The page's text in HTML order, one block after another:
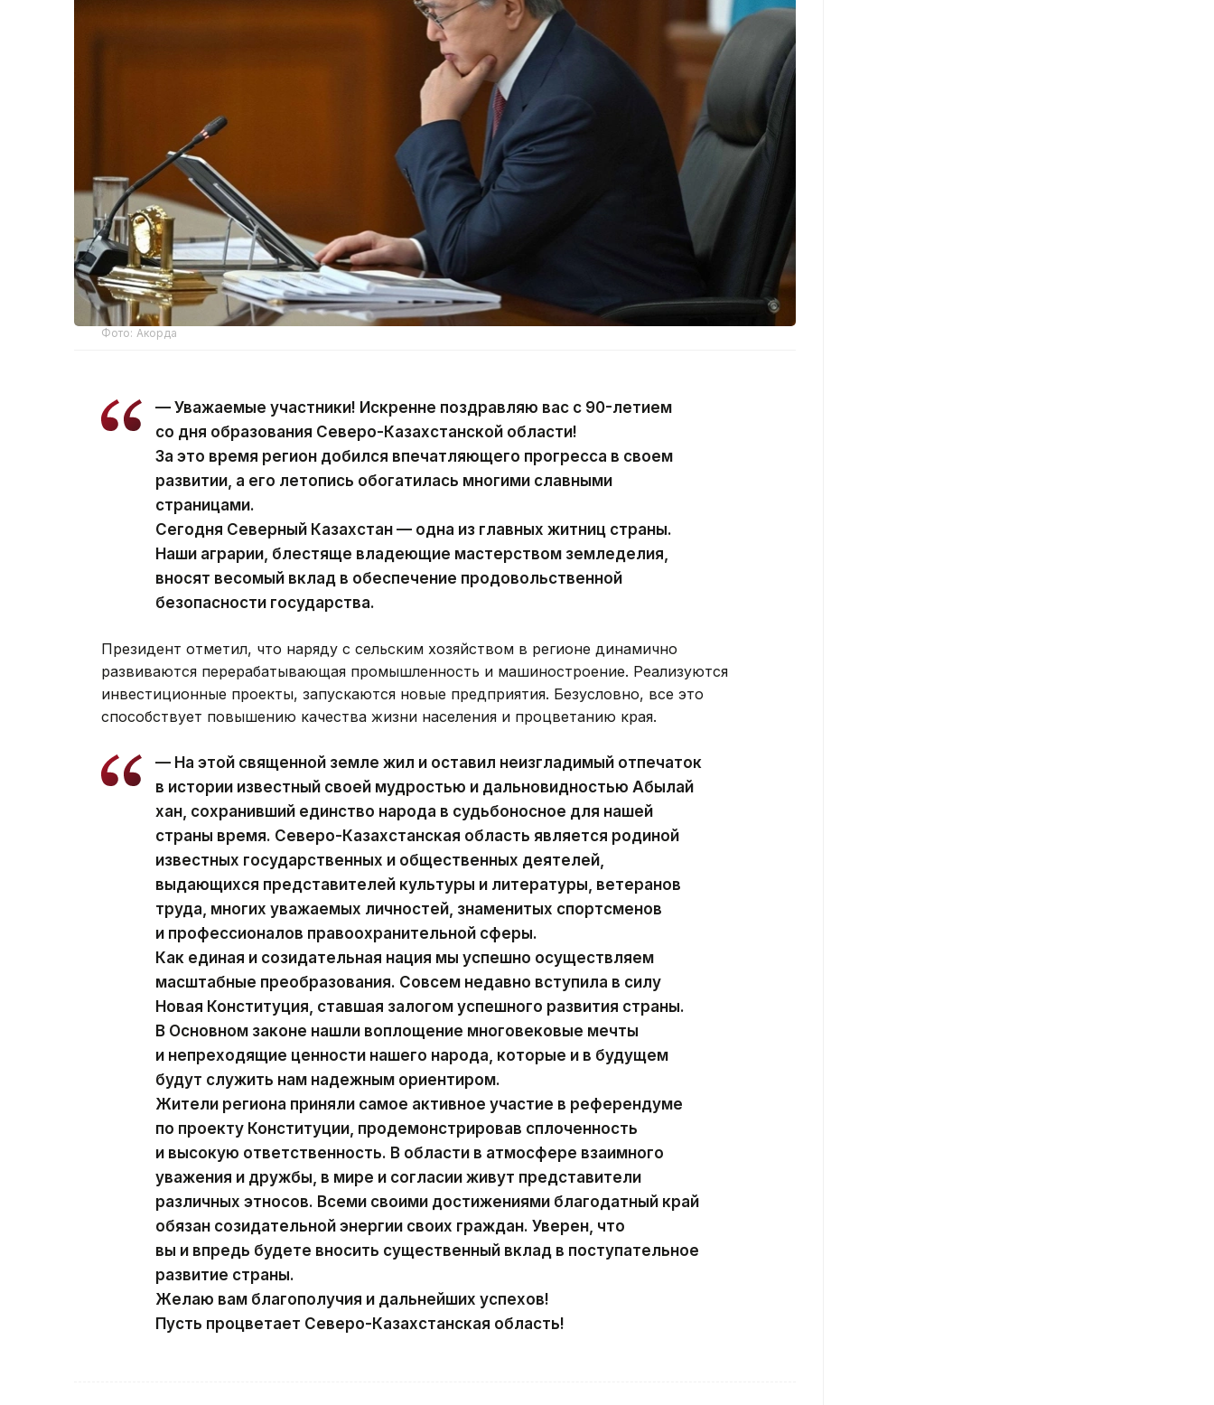
Фото: Акорда
— Уважаемые участники! Искренне поздравляю вас с 90-летием
со дня образования Северо-Казахстанской области!
За это время регион добился впечатляющего прогресса в своем
развитии, а его летопись обогатилась многими славными
страницами.
Сегодня Северный Казахстан — одна из главных житниц страны.
Наши аграрии, блестяще владеющие мастерством земледелия,
вносят весомый вклад в обеспечение продовольственной
безопасности государства.
Президент отметил, что наряду с сельским хозяйством в регионе динамично
развиваются перерабатывающая промышленность и машиностроение. Реализуются
инвестиционные проекты, запускаются новые предприятия. Безусловно, все это
способствует повышению качества жизни населения и процветанию края.
— На этой священной земле жил и оставил неизгладимый отпечаток
в истории известный своей мудростью и дальновидностью Абылай
хан, сохранивший единство народа в судьбоносное для нашей
страны время. Северо-Казахстанская область является родиной
известных государственных и общественных деятелей,
выдающихся представителей культуры и литературы, ветеранов
труда, многих уважаемых личностей, знаменитых спортсменов
и профессионалов правоохранительной сферы.
Как единая и созидательная нация мы успешно осуществляем
масштабные преобразования. Совсем недавно вступила в силу
Новая Конституция, ставшая залогом успешного развития страны.
В Основном законе нашли воплощение многовековые мечты
и непреходящие ценности нашего народа, которые и в будущем
будут служить нам надежным ориентиром.
Жители региона приняли самое активное участие в референдуме
по проекту Конституции, продемонстрировав сплоченность
и высокую ответственность. В области в атмосфере взаимного
уважения и дружбы, в мире и согласии живут представители
различных этносов. Всеми своими достижениями благодатный край
обязан созидательной энергии своих граждан. Уверен, что
вы и впредь будете вносить существенный вклад в поступательное
развитие страны.
Желаю вам благополучия и дальнейших успехов!
Пусть процветает Северо-Казахстанская область!